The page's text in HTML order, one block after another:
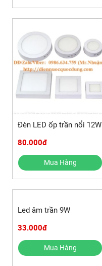
Đèn LED ốp trần nổi 12W
80.000đ
Mua Hàng
Led âm trần 9W
33.000đ
Mua Hàng